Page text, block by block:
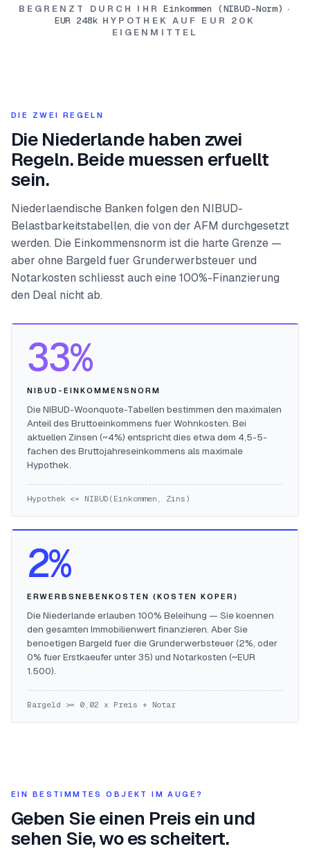
BEGRENZT DURCH IHR Einkommen (NIBUD-Norm) ·
EUR 248k HYPOTHEK AUF EUR 20K
EIGENMITTEL
DIE ZWEI REGELN
Die Niederlande haben zwei
Regeln. Beide muessen erfuellt
sein.
Niederlaendische Banken folgen den NIBUD-
Belastbarkeitstabellen, die von der AFM durchgesetzt
werden. Die Einkommensnorm ist die harte Grenze —
aber ohne Bargeld fuer Grunderwerbsteuer und
Notarkosten schliesst auch eine 100%-Finanzierung
den Deal nicht ab.
33%
NIBUD-EINKOMMENSNORM
Die NIBUD-Woonquote-Tabellen bestimmen den maximalen
Anteil des Bruttoeinkommens fuer Wohnkosten. Bei
aktuellen Zinsen (~4%) entspricht dies etwa dem 4,5-5-
fachen des Bruttojahreseinkommens als maximale
Hypothek.
Hypothek <= NIBUD(Einkommen, Zins)
2%
ERWERBSNEBENKOSTEN (KOSTEN KOPER)
Die Niederlande erlauben 100% Beleihung — Sie koennen
den gesamten Immobilienwert finanzieren. Aber Sie
benoetigen Bargeld fuer die Grunderwerbsteuer (2%, oder
0% fuer Erstkaeufer unter 35) und Notarkosten (~EUR
1.500).
Bargeld >= 0,02 x Preis + Notar
EIN BESTIMMTES OBJEKT IM AUGE?
Geben Sie einen Preis ein und
sehen Sie, wo es scheitert.